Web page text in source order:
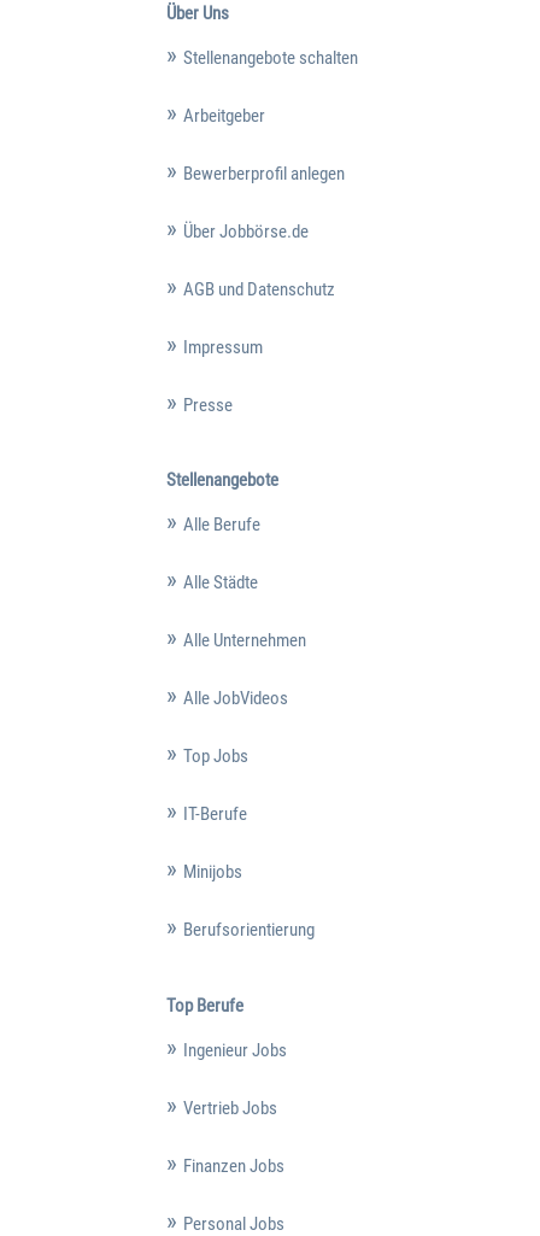
Über Uns
Stellenangebote schalten
Arbeitgeber
Bewerberprofil anlegen
Über Jobbörse.de
AGB und Datenschutz
Impressum
Presse
Stellenangebote
Alle Berufe
Alle Städte
Alle Unternehmen
Alle JobVideos
Top Jobs
IT-Berufe
Minijobs
Berufsorientierung
Top Berufe
Ingenieur Jobs
Vertrieb Jobs
Finanzen Jobs
Personal Jobs